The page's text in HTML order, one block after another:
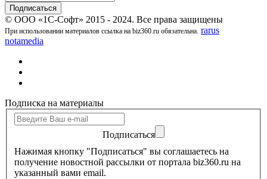
© ООО «1С-Софт» 2015 - 2024. Все права защищены
При использовании материалов ссылка на biz360.ru обязательна. rarus
notamedia
Подписка на материалы
Подписаться
Нажимая кнопку "Подписаться" вы соглашаетесь на
получение новостной рассылки от портала biz360.ru на
указанный вами email.